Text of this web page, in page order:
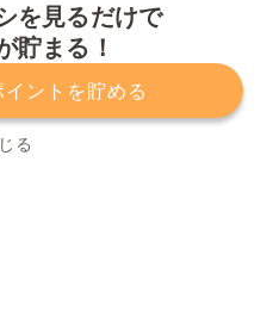
を見るだけで
貯まる！
ントを貯める
る
利用規約
運営会社
せ